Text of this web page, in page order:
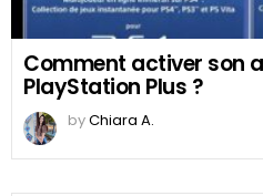
Comment activer son
PlayStation Plus ?
byChiara A.